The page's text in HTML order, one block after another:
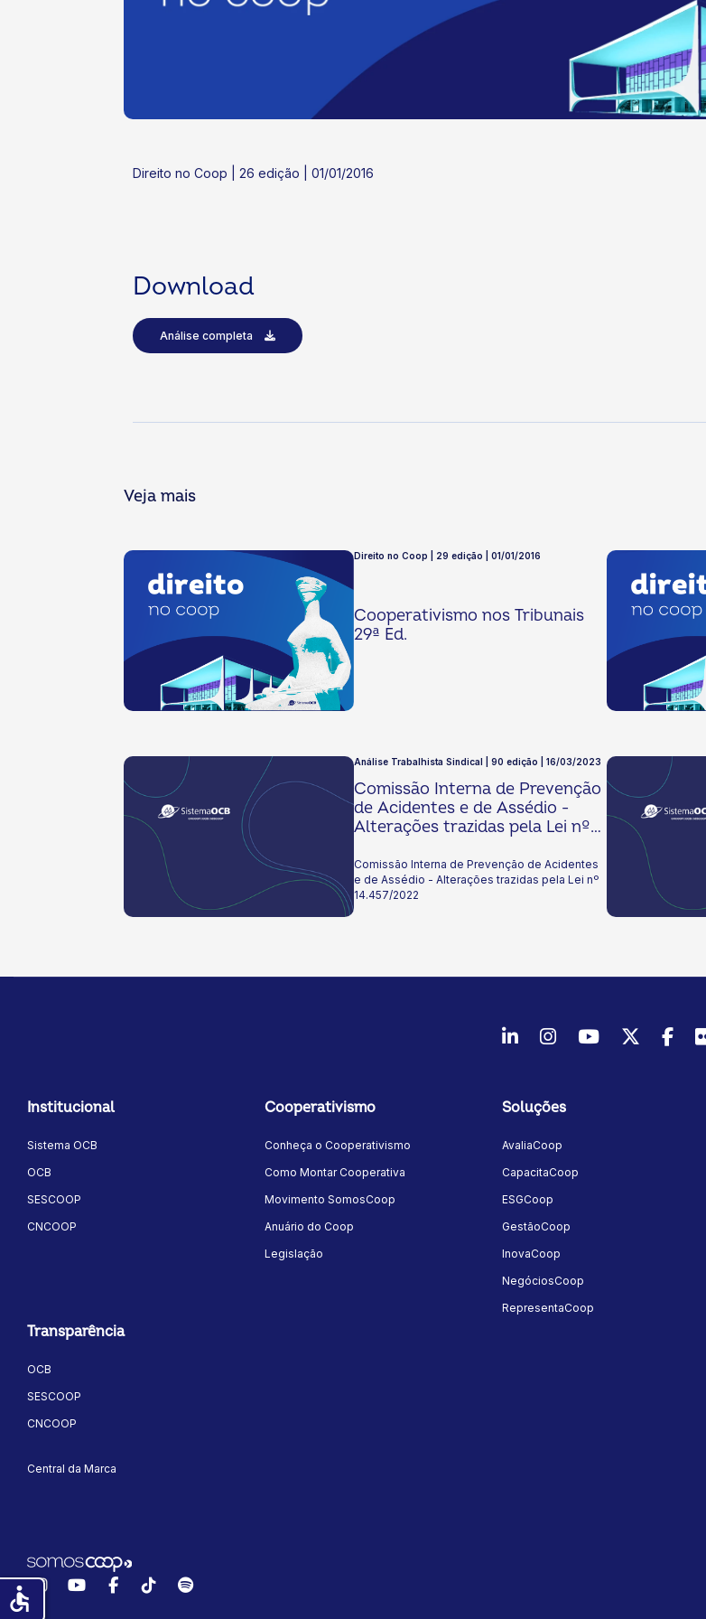
Direito no Coop | 26 edição | 01/01/2016
Download
Análise completa
Veja mais
Direito no Coop | 29 edição | 01/01/2016
Cooperativismo nos Tribunais
29ª Ed.
Análise Trabalhista Sindical | 90 edição | 16/03/2023
Comissão Interna de Prevenção
de Acidentes e de Assédio -
Alterações trazidas pela Lei nº
Comissão Interna de Prevenção de Acidentes
e de Assédio - Alterações trazidas pela Lei nº
14.457/2022
LinkedInInstagram
YoutubeTwitter/
Institucional
Sistema OCB
OCB
SESCOOP
CNCOOP
Cooperativismo
Conheça o Cooperativismo
Como Montar Cooperativa
Movimento SomosCoop
Anuário do Coop
Legislação
Soluções
AvaliaCoop
CapacitaCoop
ESGCoop
GestãoCoop
InovaCoop
NegóciosCoop
RepresentaCoop
Transparência
OCB
SESCOOP
CNCOOP
Central da Marca
InstagramYouTubeFacebook
TikTokSpotify
accessible